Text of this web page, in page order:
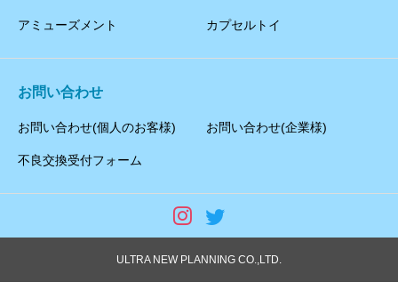
アミューズメント カプセルトイ
お問い合わせ
お問い合わせ(個人のお客様) お問い合わせ(企業様)
不良交換受付フォーム
ULTRA NEW PLANNING CO.,LTD.